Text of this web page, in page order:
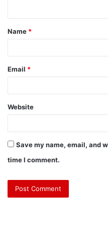
Name *
Email *
Website
Save my name, email, and
time I comment.